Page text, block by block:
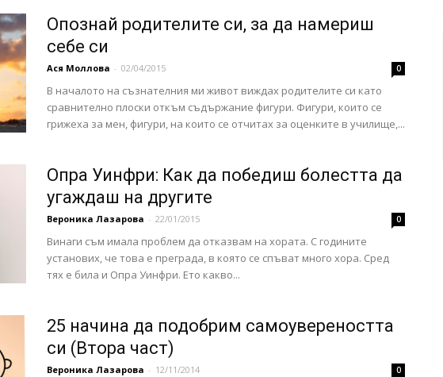
хапки
Опознай родителите си, за да намериш
себе си
Ася Моллова - 02/04/2015 0
В началото на съзнателния ми живот виждах родителите си като
сравнително плоски откъм съдържание фигури. Фигури, които се
грижеха за мен, фигури, на които се отчитах за оценките в училище,...
Опра Уинфри: Как да победиш болестта да
угаждаш на другите
Вероника Лазарова - 22/01/2015 0
Винаги съм имала проблем да отказвам на хората. С годините
установих, че това е преграда, в която се спъват много хора. Сред
тях е била и Опра Уинфри. Ето какво...
25 начина да подобрим самоувереността
си (Втора част)
Вероника Лазарова - 12/11/2014 0